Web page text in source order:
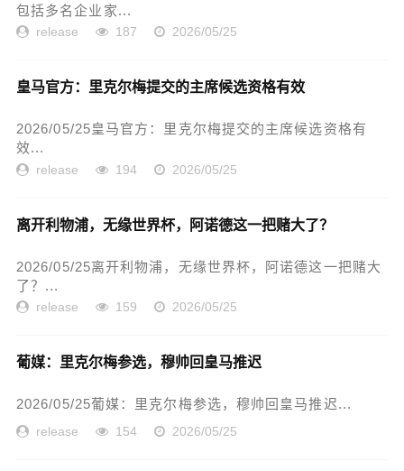
包括多名企业家...
release 187 2026/05/25
皇马官方：里克尔梅提交的主席候选资格有效
2026/05/25皇马官方：里克尔梅提交的主席候选资格有
效...
release 194 2026/05/25
离开利物浦，无缘世界杯，阿诺德这一把赌大了？
2026/05/25离开利物浦，无缘世界杯，阿诺德这一把赌大
了？...
release 159 2026/05/25
葡媒：里克尔梅参选，穆帅回皇马推迟
2026/05/25葡媒：里克尔梅参选，穆帅回皇马推迟...
release 154 2026/05/25